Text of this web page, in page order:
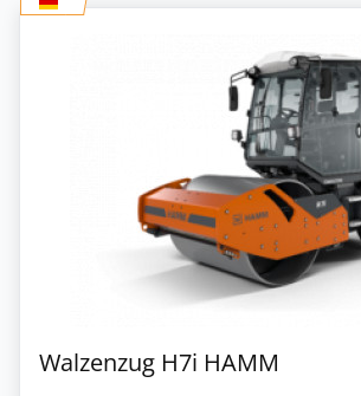
Walzenzug H7i HAMM